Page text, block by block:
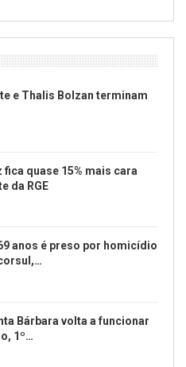
e Thalis Bolzan terminam
fica quase 15% mais cara
da RGE
anos é preso por homicídio
Bárbara volta a funcionar
1º…